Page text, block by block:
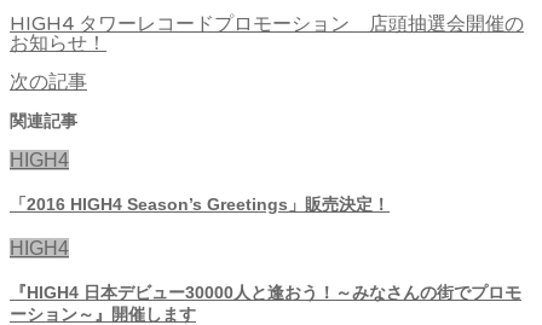
HIGH4 タワーレコードプロモーション 店頭抽選会開催の
お知らせ！
次の記事
関連記事
HIGH4
「2016 HIGH4 Season’s Greetings」販売決定！
HIGH4
『HIGH4 日本デビュー30000人と逢おう！～みなさんの街でプロモ
ーション～』開催します